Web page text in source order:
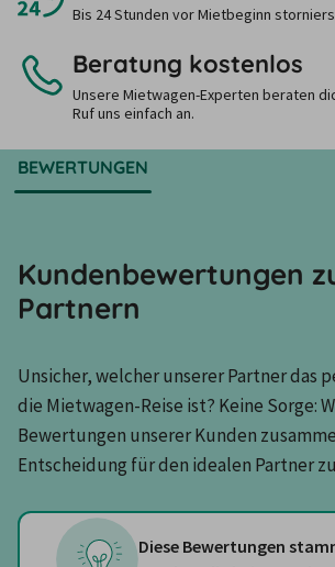
Bis 24 Stunden vor Mietbeginn
Beratung kostenlos
Unsere Mietwagen-Experten beraten
Ruf uns einfach an.
BEWERTUNGEN
Kundenbewertungen
Partnern
Unsicher, welcher unserer Partner das
die Mietwagen-Reise ist? Keine Sorge:
Bewertungen unserer Kunden
Entscheidung für den idealen Partner
Diese Bewertungen